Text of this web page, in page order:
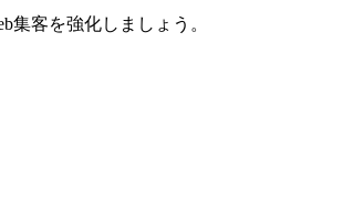
集客を強化しましょう。